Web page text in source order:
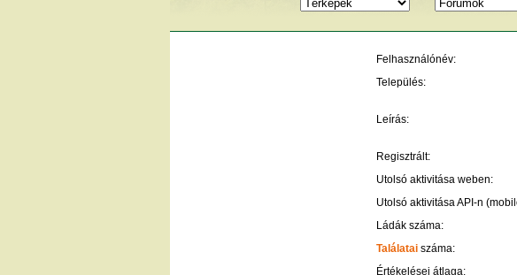
Felhasználónév:
Település:
Leírás:
Regisztrált:
Utolsó aktivitása weben:
Utolsó aktivitása API-n
Ládák száma:
Találatai száma:
Értékelései átlaga: